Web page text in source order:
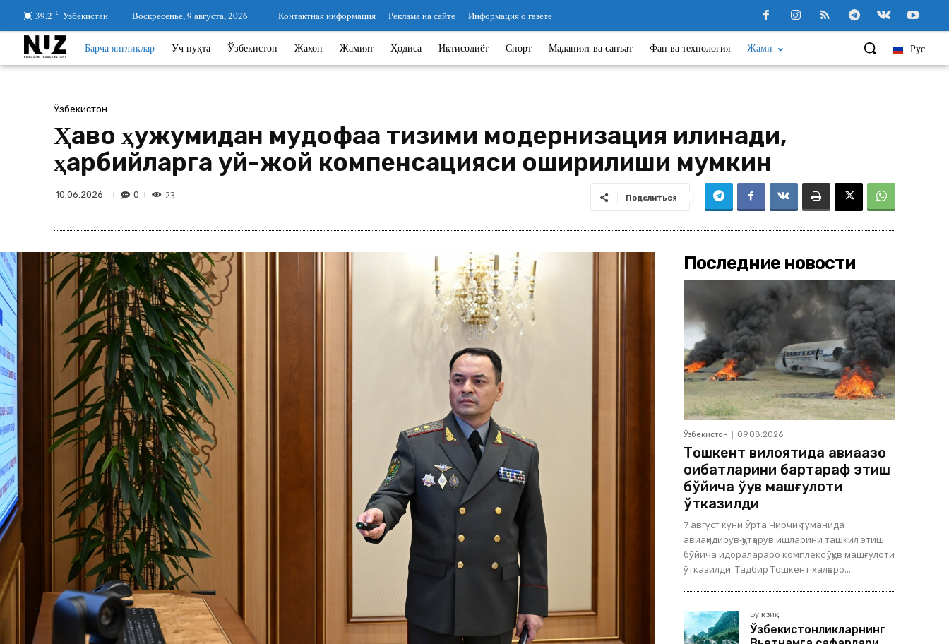
39.2 C Узбекистан Воскресенье, 9 августа, 2026 Контактная информация Реклама на сайте Информация о газете
Рус
Барча янгликлар Уч нуқта Ўзбекистон Жахон Жамият Ҳодиса Иқтисодиёт Спорт Маданият ва санъат Фан ва технология Жами
Ўзбекистон
Ҳаво ҳужумидан мудофаа тизими модернизация қилинади,
ҳарбийларга уй-жой компенсацияси оширилиши мумкин
10.06.2026 0 23 Поделиться
Последние новости
Ўзбекистон 09.08.2026
Тошкент вилоятида авиақазо
оқибатларини бартараф этиш
бўйича ўқув машғулоти
ўтказилди
7 август куни Ўрта Чирчиқ туманида
авиақидирув-қутқарув ишларини ташкил этиш
бўйича идоралараро комплекс ўқув машғулоти
ўтказилди. Тадбир Тошкент халқаро...
Бу қизиқ
Ўзбекистонликларнинг